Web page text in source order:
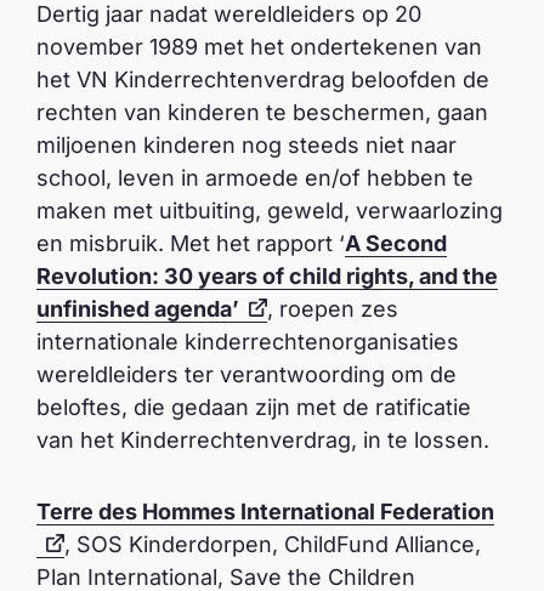
Dertig jaar nadat wereldleiders op 20
november 1989 met het ondertekenen van
het VN Kinderrechtenverdrag beloofden de
rechten van kinderen te beschermen, gaan
miljoenen kinderen nog steeds niet naar
school, leven in armoede en/of hebben te
maken met uitbuiting, geweld, verwaarlozing
en misbruik. Met het rapport ‘A Second
Revolution: 30 years of child rights, and the
unfinished agenda’
, roepen zes
internationale kinderrechtenorganisaties
wereldleiders ter verantwoording om de
beloftes, die gedaan zijn met de ratificatie
van het Kinderrechtenverdrag, in te lossen.
Terre des Hommes International Federation
, SOS Kinderdorpen, ChildFund Alliance,
Plan International, Save the Children